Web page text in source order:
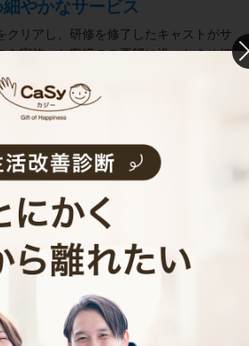
細やかなサービス
クリアし、研修を修了したキャストがサ
を実施。お客様のご要望に沿ったきめ細
代行のサービス内容
代行のサービス料金
者インタビュー
Customer Interview